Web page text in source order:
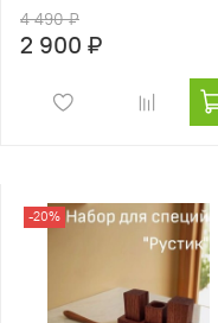
4 490 ₽
2 900 ₽
-20%